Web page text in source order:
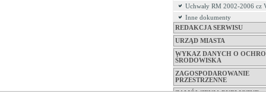
Uchwały RM 2002-2006 cz
Inne dokumenty
REDAKCJA SERWISU
URZĄD MIASTA
WYKAZ DANYCH O
ŚRODOWISKA
ZAGOSPODAROWANIE
PRZESTRZENNE
ZAMÓWIENIA PUBLICZNE